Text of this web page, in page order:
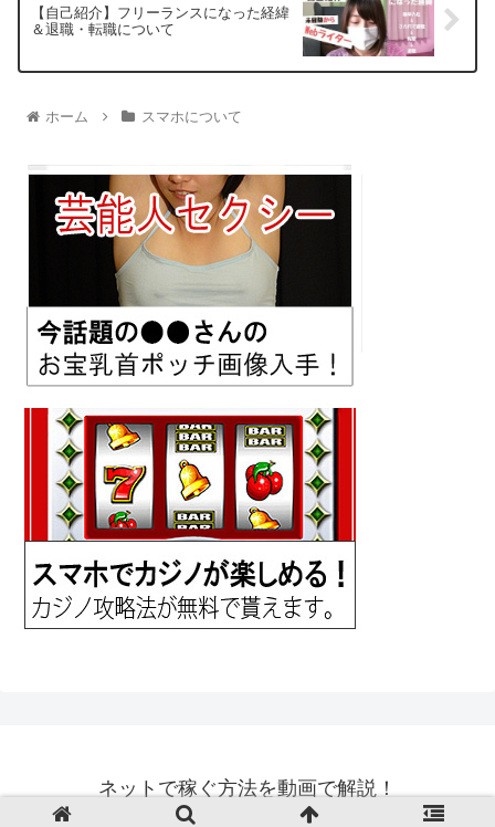
【自己紹介】フリーランスになった経緯
＆退職・転職について
ホーム スマホについて
ネットで稼ぐ方法を動画で解説！
© 2018 ネットで稼ぐ方法を動画で解説！.